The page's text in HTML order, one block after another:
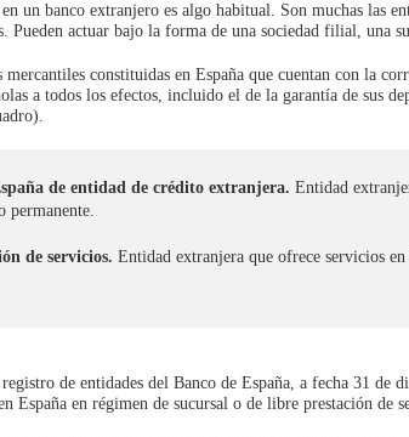
un banco extranjero es algo habitual. Son muchas las
Pueden actuar bajo la forma de una sociedad filial, una
mercantiles constituidas en España que cuentan con la
a todos los efectos, incluido el de la garantía de sus
de entidad de crédito extranjera. Entidad
permanente.
de servicios. Entidad extranjera que ofrece servicios
de entidades del Banco de España, a fecha 31
España en régimen de sucursal o de libre prestación de